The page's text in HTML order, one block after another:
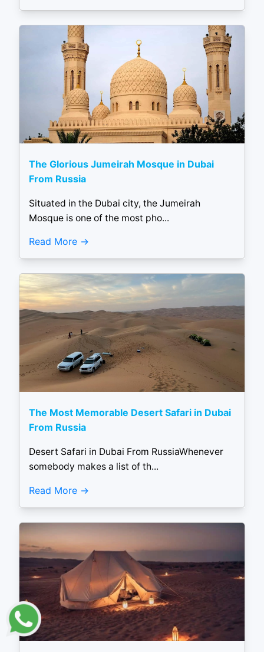
The Glorious Jumeirah Mosque in Dubai
From Russia
Situated in the Dubai city, the Jumeirah
Mosque is one of the most pho...
Read More
The Most Memorable Desert Safari in Dubai
From Russia
Desert Safari in Dubai From RussiaWhenever
somebody makes a list of th...
Read More